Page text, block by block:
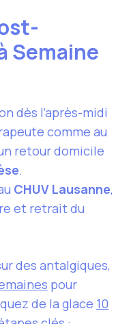
Semaine
dès l’après-midi
comme au
retour domicile
.
CHUV Lausanne,
et retrait du
des antalgiques,
pour
de la glace 10